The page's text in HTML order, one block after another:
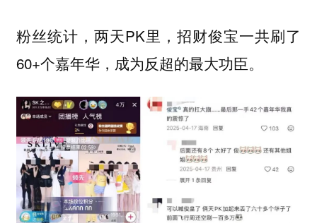
粉丝统计，两天PK里，招财俊宝一共刷了
60+个嘉年华，成为反超的最大功臣。